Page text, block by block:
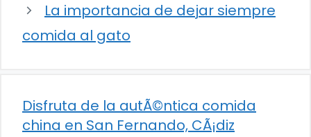
La importancia de dejar siempre
comida al gato
Disfruta de la autÃ©ntica comida
china en San Fernando, CÃ¡diz